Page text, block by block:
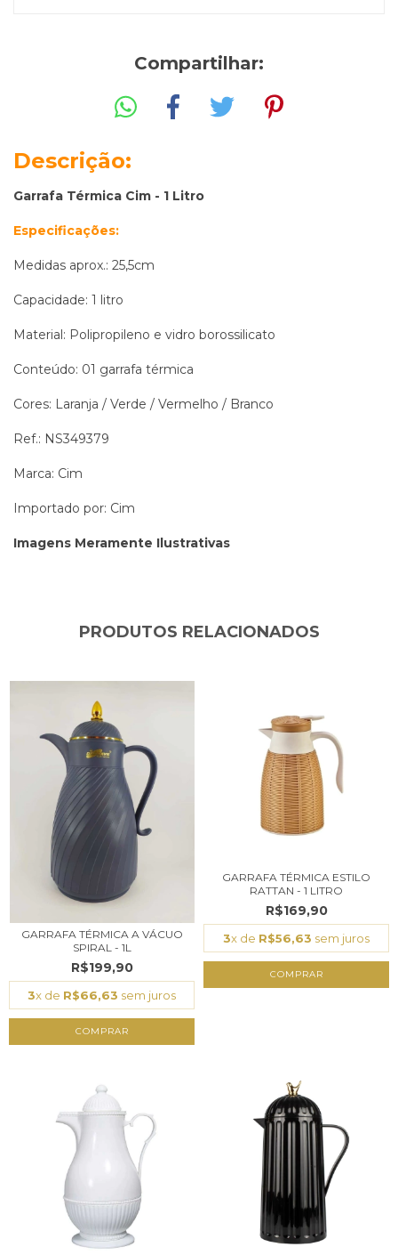
Compartilhar:
Descrição:
Garrafa Térmica Cim - 1 Litro
Especificações:
Medidas aprox.: 25,5cm
Capacidade: 1 litro
Material: Polipropileno e vidro borossilicato
Conteúdo: 01 garrafa térmica
Cores: Laranja / Verde / Vermelho / Branco
Ref.: NS349379
Marca: Cim
Importado por: Cim
Imagens Meramente Ilustrativas
PRODUTOS RELACIONADOS
GARRAFA TÉRMICA A VÁCUO
SPIRAL - 1L
R$199,90
3x de R$66,63 sem juros
COMPRAR
GARRAFA TÉRMICA ESTILO
RATTAN - 1 LITRO
R$169,90
3x de R$56,63 sem juros
COMPRAR